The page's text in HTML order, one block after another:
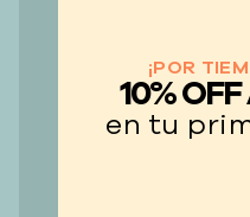
¡POR
10%
en tu